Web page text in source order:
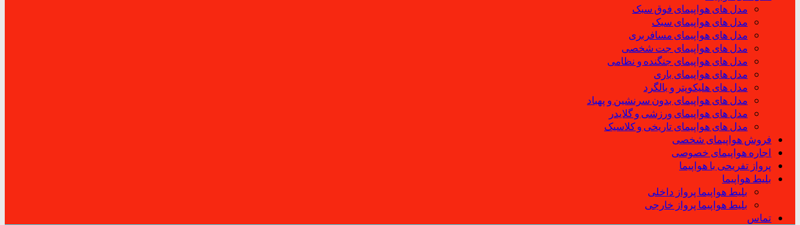
مدل های هواپیمای فوق سبک
مدل های هواپیمای سبک
مدل های هواپیمای مسافربری
مدل های هواپیمای جت شخصی
مدل های هواپیمای جنگنده و نظامی
مدل های هواپیمای باری
مدل های هلیکوپتر و بالگرد
مدل های هواپیمای بدون سرنشین و پهباد
مدل های هواپیمای ورزشی و گلایدر
مدل های هواپیمای تاریخی و کلاسیک
فروش هواپیمای شخصی
اجاره هواپیمای خصوصی
پرواز تفریحی با هواپیما
بلیط هواپیما
بلیط هواپیما پرواز داخلی
بلیط هواپیما پرواز خارجی
تماس